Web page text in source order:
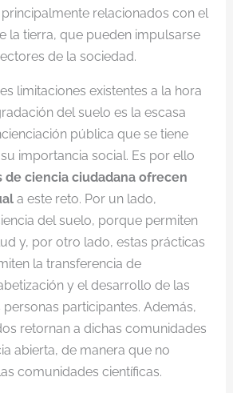
relacionados con el
la tierra, que pueden impulsarse
de la sociedad.
limitaciones existentes a la hora
del suelo es la escasa
pública que se tiene
importancia social. Es por ello
de ciencia ciudadana ofrecen
a este reto. Por un lado,
del suelo, porque permiten
y, por otro lado, estas prácticas
la transferencia de
y el desarrollo de las
participantes. Además,
retornan a dichas comunidades
abierta, de manera que no
comunidades científicas.